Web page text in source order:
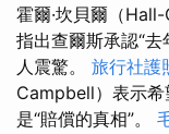
霍爾·坎貝爾（
指出查爾斯承認“
人震驚。 旅行社護
Campbell）表示希
是“賠償的真相”。